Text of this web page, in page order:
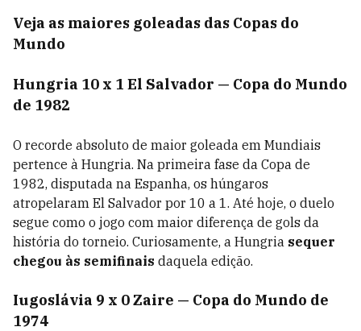
Veja as maiores goleadas das Copas do
Mundo
Hungria 10 x 1 El Salvador — Copa do Mundo
de 1982
O recorde absoluto de maior goleada em Mundiais
pertence à Hungria. Na primeira fase da Copa de
1982, disputada na Espanha, os húngaros
atropelaram El Salvador por 10 a 1. Até hoje, o duelo
segue como o jogo com maior diferença de gols da
história do torneio. Curiosamente, a Hungria sequer
chegou às semifinais daquela edição.
Iugoslávia 9 x 0 Zaire — Copa do Mundo de
1974